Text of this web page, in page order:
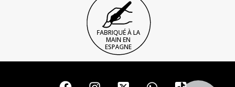
FABRIQUÉ À LA
MAIN EN
ESPAGNE